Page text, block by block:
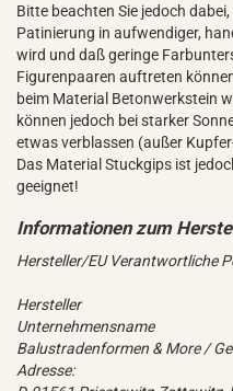
Bitte beachten Sie jedoch
Patinierung in aufwendiger,
wird und daß geringe
Figurenpaaren auftreten
beim Material Betonwerkstein
können jedoch bei starker
etwas verblassen (außer
Das Material Stuckgips ist
geeignet!
Hersteller/EU Verantwortliche
Hersteller
Unternehmensname
Balustradenformen & More /
Adresse: